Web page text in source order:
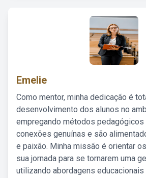
Emelie
Como mentor, minha dedicação é
desenvolvimento dos alunos no
empregando métodos pedagógicos
conexões genuínas e são
e paixão. Minha missão é orientar
sua jornada para se tornarem uma
utilizando abordagens